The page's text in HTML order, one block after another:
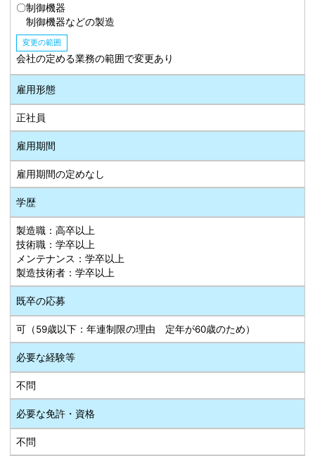
〇制御機器
制御機器などの製造
変更の範囲
会社の定める業務の範囲で変更あり
雇用形態
正社員
雇用期間
雇用期間の定めなし
学歴
製造職：高卒以上
技術職：学卒以上
メンテナンス：学卒以上
製造技術者：学卒以上
既卒の応募
可（59歳以下：年連制限の理由 定年が60歳のため）
必要な経験等
不問
必要な免許・資格
不問